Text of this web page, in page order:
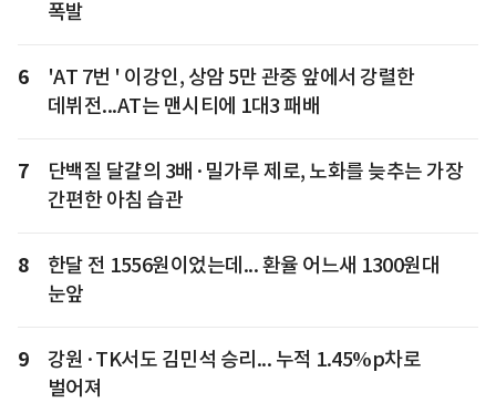
폭발
6
'AT 7번 ' 이강인, 상암 5만 관중 앞에서 강렬한
데뷔전...AT는 맨시티에 1대3 패배
7
단백질 달걀의 3배·밀가루 제로, 노화를 늦추는 가장
간편한 아침 습관
8
한달 전 1556원이었는데... 환율 어느새 1300원대
눈앞
9
강원·TK서도 김민석 승리... 누적 1.45%p차로
벌어져